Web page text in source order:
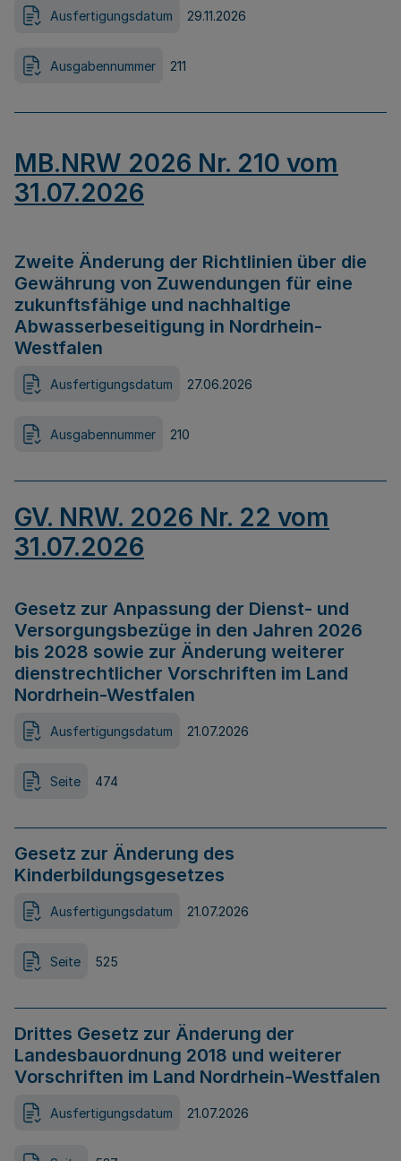
Ausfertigungsdatum 29.11.2026
Ausgabennummer 211
MB.NRW 2026 Nr. 210 vom
31.07.2026
Zweite Änderung der Richtlinien über die
Gewährung von Zuwendungen für eine
zukunftsfähige und nachhaltige
Abwasserbeseitigung in Nordrhein-
Westfalen
Ausfertigungsdatum 27.06.2026
Ausgabennummer 210
GV. NRW. 2026 Nr. 22 vom
31.07.2026
Gesetz zur Anpassung der Dienst- und
Versorgungsbezüge in den Jahren 2026
bis 2028 sowie zur Änderung weiterer
dienstrechtlicher Vorschriften im Land
Nordrhein-Westfalen
Ausfertigungsdatum 21.07.2026
Seite 474
Gesetz zur Änderung des
Kinderbildungsgesetzes
Ausfertigungsdatum 21.07.2026
Seite 525
Drittes Gesetz zur Änderung der
Landesbauordnung 2018 und weiterer
Vorschriften im Land Nordrhein-Westfalen
Ausfertigungsdatum 21.07.2026